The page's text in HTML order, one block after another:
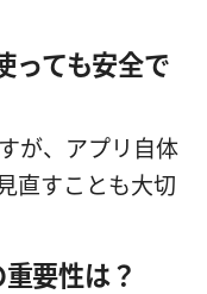
っても安全で
が、アプリ自体
直すことも大切
要性は？